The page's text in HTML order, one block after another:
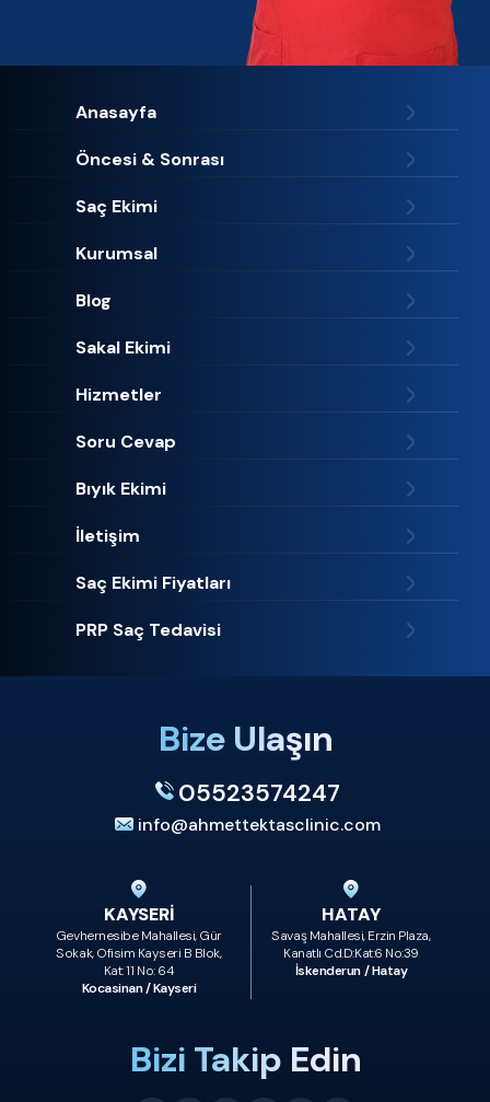
Bize Ulaşın
05523574247
info@ahmettektasclinic.com
KAYSERİ
Gevhernesibe Mahallesi, Gür
Sokak, Ofisim Kayseri B Blok,
Kat: 11 No: 64
Kocasinan / Kayseri
HATAY
Savaş Mahallesi, Erzin Plaza,
Kanatlı Cd.D:Kat:6 No:39
İskenderun / Hatay
Bizi Takip Edin
Anasayfa
Öncesi & Sonrası
Saç Ekimi
Kurumsal
Blog
Sakal Ekimi
Hizmetler
Soru Cevap
Bıyık Ekimi
İletişim
Saç Ekimi Fiyatları
PRP Saç Tedavisi